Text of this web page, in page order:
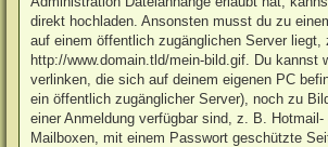
direkt hochladen. Ansonsten musst du zu
auf einem öffentlich zugänglichen Server liegt,
http://www.domain.tld/mein-bild.gif. Du kannst
verlinken, die sich auf deinem eigenen PC
ein öffentlich zugänglicher Server), noch zu
einer Anmeldung verfügbar sind, z. B. Hotmail-
Mailboxen, mit einem Passwort geschützte